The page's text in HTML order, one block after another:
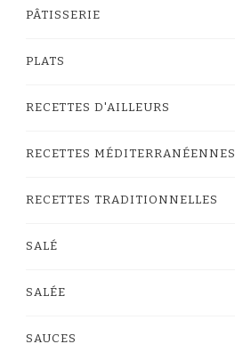
PÂTISSERIE
PLATS
RECETTES D'AILLEURS
RECETTES MÉDITERRANÉENNES
RECETTES TRADITIONNELLES
SALÉ
SALÉE
SAUCES